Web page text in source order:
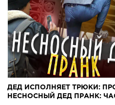
ДЕД ИСПОЛНЯЕТ ТРЮКИ:
НЕСНОСНЫЙ ДЕД ПРАНК: